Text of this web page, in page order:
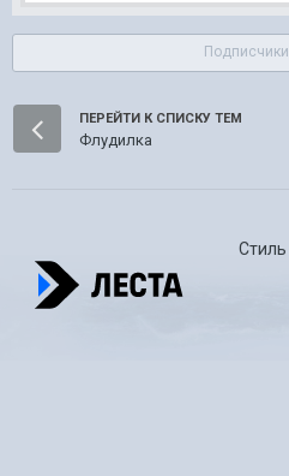
Подписчики
ПЕРЕЙТИ К СПИСКУ ТЕМ
Флудилка
Стиль